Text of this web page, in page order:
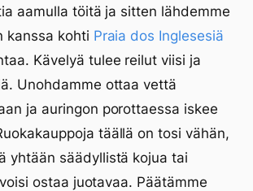
aamulla töitä ja sitten lähdemme
kanssa kohti Praia dos Inglesesiä
Kävelyä tulee reilut viisi ja
Unohdamme ottaa vettä
ja auringon porottaessa iskee
täällä on tosi vähän,
yhtään säädyllistä kojua tai
ostaa juotavaa. Päätämme